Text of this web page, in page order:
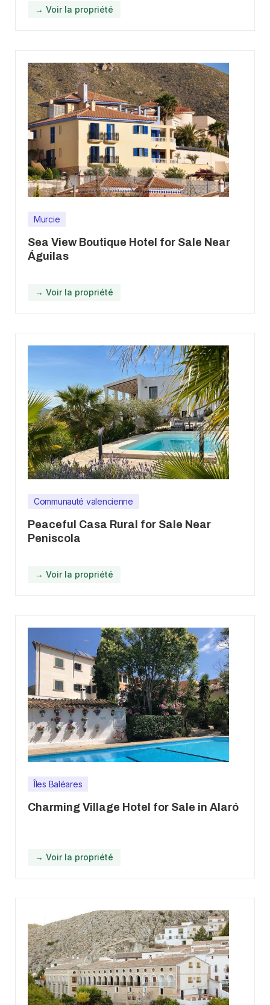
→ Voir la propriété
Murcie
Sea View Boutique Hotel for Sale Near
Águilas
→ Voir la propriété
Communauté valencienne
Peaceful Casa Rural for Sale Near
Peniscola
→ Voir la propriété
Îles Baléares
Charming Village Hotel for Sale in Alaró
→ Voir la propriété